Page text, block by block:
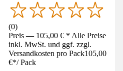
(0)
Preis — 105,00 € * Alle Preise
inkl. MwSt. und ggf. zzgl.
Versandkosten pro Pack105,00
€*/ Pack